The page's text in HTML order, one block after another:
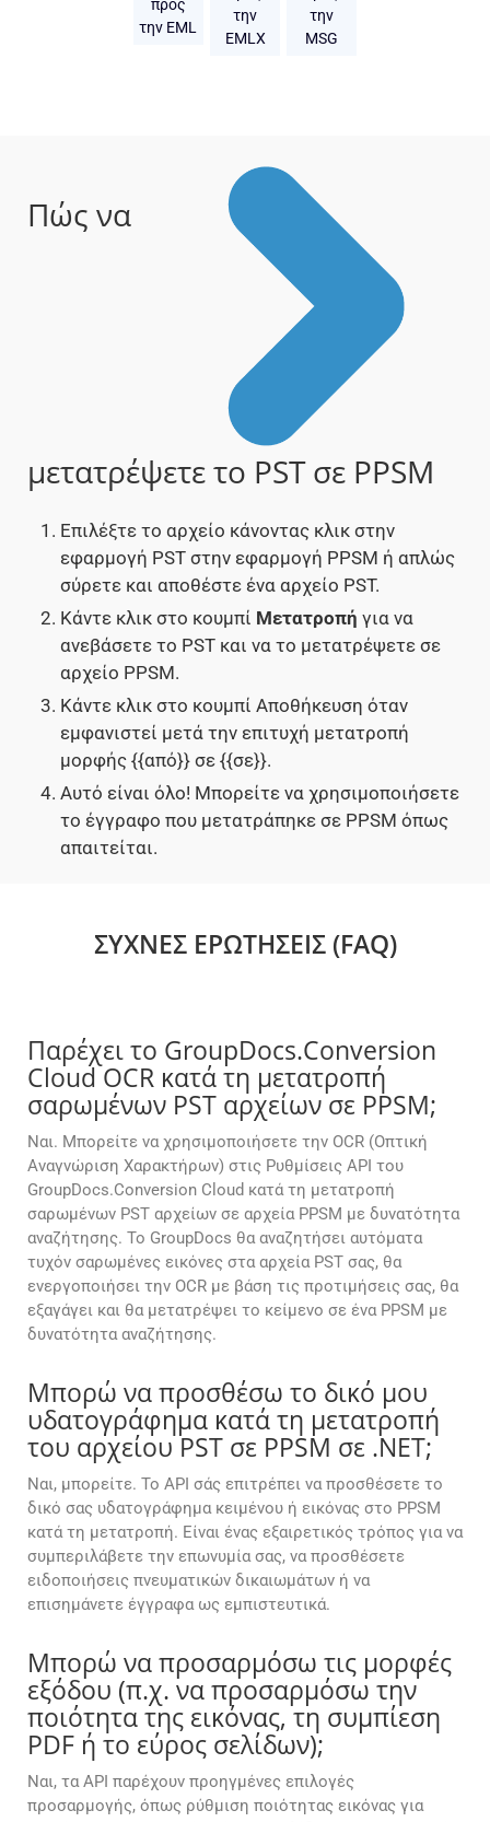
προς
την EML
την
EMLX
την
MSG
Πώς να
μετατρέψετε το PST σε PPSM
Επιλέξτε το αρχείο κάνοντας κλικ στην
εφαρμογή PST στην εφαρμογή PPSM ή απλώς
σύρετε και αποθέστε ένα αρχείο PST.
Κάντε κλικ στο κουμπί Μετατροπή για να
ανεβάσετε το PST και να το μετατρέψετε σε
αρχείο PPSM.
Κάντε κλικ στο κουμπί Αποθήκευση όταν
εμφανιστεί μετά την επιτυχή μετατροπή
μορφής {{από}} σε {{σε}}.
Αυτό είναι όλο! Μπορείτε να χρησιμοποιήσετε
το έγγραφο που μετατράπηκε σε PPSM όπως
απαιτείται.
ΣΥΧΝΈΣ ΕΡΩΤΉΣΕΙΣ (FAQ)
Παρέχει το GroupDocs.Conversion
Cloud OCR κατά τη μετατροπή
σαρωμένων PST αρχείων σε PPSM;
Ναι. Μπορείτε να χρησιμοποιήσετε την OCR (Οπτική
Αναγνώριση Χαρακτήρων) στις Ρυθμίσεις API του
GroupDocs.Conversion Cloud κατά τη μετατροπή
σαρωμένων PST αρχείων σε αρχεία PPSM με δυνατότητα
αναζήτησης. Το GroupDocs θα αναζητήσει αυτόματα
τυχόν σαρωμένες εικόνες στα αρχεία PST σας, θα
ενεργοποιήσει την OCR με βάση τις προτιμήσεις σας, θα
εξαγάγει και θα μετατρέψει το κείμενο σε ένα PPSM με
δυνατότητα αναζήτησης.
Μπορώ να προσθέσω το δικό μου
υδατογράφημα κατά τη μετατροπή
του αρχείου PST σε PPSM σε .NET;
Ναι, μπορείτε. Το API σάς επιτρέπει να προσθέσετε το
δικό σας υδατογράφημα κειμένου ή εικόνας στο PPSM
κατά τη μετατροπή. Είναι ένας εξαιρετικός τρόπος για να
συμπεριλάβετε την επωνυμία σας, να προσθέσετε
ειδοποιήσεις πνευματικών δικαιωμάτων ή να
επισημάνετε έγγραφα ως εμπιστευτικά.
Μπορώ να προσαρμόσω τις μορφές
εξόδου (π.χ. να προσαρμόσω την
ποιότητα της εικόνας, τη συμπίεση
PDF ή το εύρος σελίδων);
Ναι, τα API παρέχουν προηγμένες επιλογές
προσαρμογής, όπως ρύθμιση ποιότητας εικόνας για